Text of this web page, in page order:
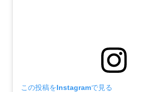
この投稿をInstagramで見る